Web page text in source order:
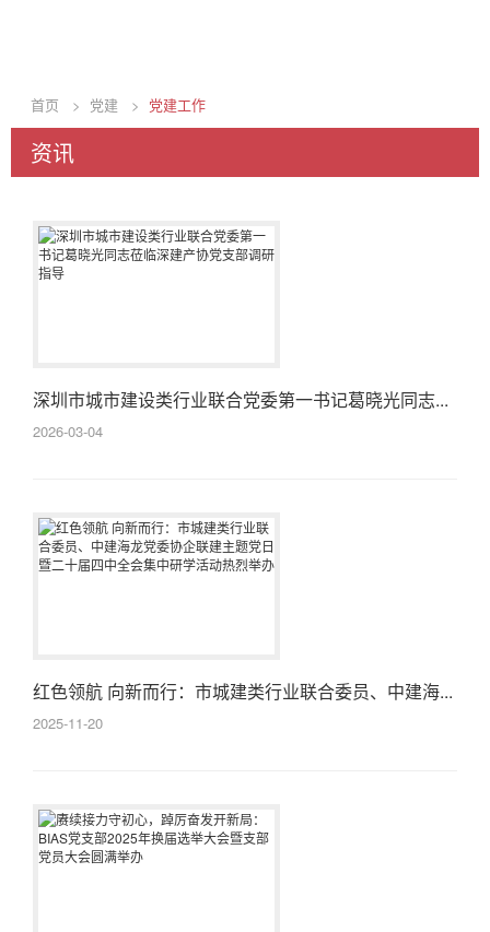
首页 > 党建 > 党建工作
资讯
深圳市城市建设类行业联合党委第一书记葛晓光同志...
2026-03-04
红色领航 向新而行：市城建类行业联合委员、中建海...
2025-11-20